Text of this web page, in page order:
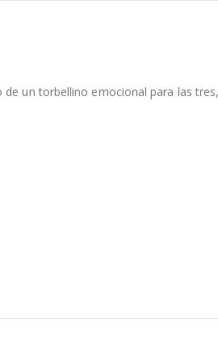
un torbellino emocional para las